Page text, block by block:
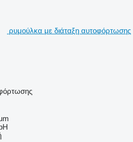
ρυμούλκα με διάταξη αυτοφόρτωσης